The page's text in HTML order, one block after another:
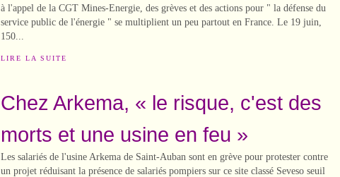
à l'appel de la CGT Mines-Energie, des grèves et des actions pour " la défense du
service public de l'énergie " se multiplient un peu partout en France. Le 19 juin,
150...
LIRE LA SUITE
Chez Arkema, « le risque, c'est des
morts et une usine en feu »
Les salariés de l'usine Arkema de Saint-Auban sont en grève pour protester contre
un projet réduisant la présence de salariés pompiers sur ce site classé Seveso seuil